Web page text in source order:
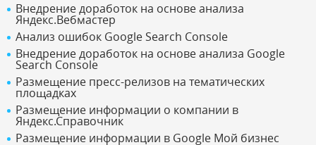
Внедрение доработок на основе анализа
Яндекс.Вебмастер
Анализ ошибок Google Search Console
Внедрение доработок на основе анализа Google
Search Console
Размещение пресс-релизов на тематических
площадках
Размещение информации о компании в
Яндекс.Справочник
Размещение информации в Google Мой бизнес